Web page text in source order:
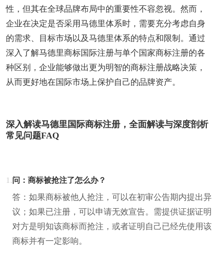
性，但其在全球品牌布局中的重要性不容忽视。然而，
企业在决定是否采用马德里体系时，需要充分考虑自身
的需求、目标市场以及马德里体系的特点和限制。通过
深入了解马德里商标国际注册与单个国家商标注册的各
种区别，企业能够做出更为明智的商标注册战略决策，
从而更好地在国际市场上保护自己的品牌资产。
深入解读马德里国际商标注册，全面解读与深度剖析
常见问题FAQ
1.问：商标被抢注了怎么办？
答：如果商标被他人抢注，可以在初审公告期内提出异
议；如果已注册，可以申请无效宣告。需提供证据证明
对方是明知该商标而抢注，或者证明自己已经先使用该
商标并有一定影响。